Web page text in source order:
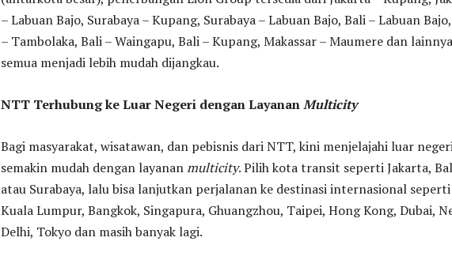
– Labuan Bajo, Surabaya – Kupang, Surabaya – Labuan Bajo, Bali – Labuan
– Tambolaka, Bali – Waingapu, Bali – Kupang, Makassar – Maumere dan lainnya
semua menjadi lebih mudah dijangkau.
NTT Terhubung ke Luar Negeri dengan LayananMulticity
Bagi masyarakat, wisatawan, dan pebisnis dari NTT, kini menjelajahi luar
semakin mudah dengan layananmulticity. Pilih kota transit seperti Jakarta,
atau Surabaya, lalu bisa lanjutkan perjalanan ke destinasi internasional seperti
Kuala Lumpur, Bangkok, Singapura, Ghuangzhou, Taipei, Hong Kong, Dubai,
Delhi, Tokyo dan masih banyak lagi.